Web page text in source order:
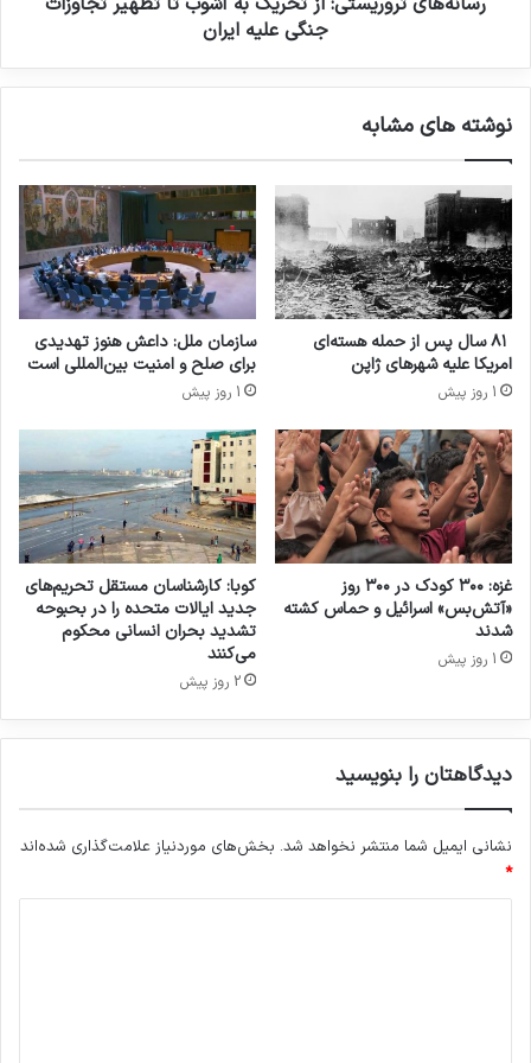
جنگی علیه ایران
نوشته های مشابه
۸۱ سال پس از حمله هسته‌ای
امریکا علیه شهرهای ژاپن
1 روز پیش
سازمان ملل: داعش هنوز تهدیدی
برای صلح و امنیت بین‌المللی است
1 روز پیش
غزه: ۳۰۰ کودک در ۳۰۰ روز
«آتش‌بس» اسرائیل و حماس کشته
شدند
1 روز پیش
کوبا: کارشناسان مستقل تحریم‌های
جدید ایالات متحده را در بحبوحه
تشدید بحران انسانی محکوم
می‌کنند
2 روز پیش
دیدگاهتان را بنویسید
نشانی ایمیل شما منتشر نخواهد شد. بخش‌های موردنیاز علامت‌گذاری شده‌اند
*